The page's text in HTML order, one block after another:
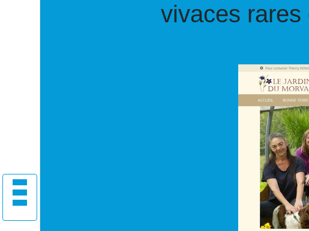
vivaces